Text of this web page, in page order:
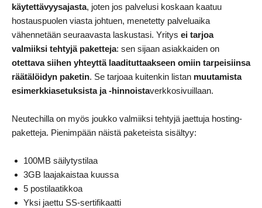
käytettävyysajasta, joten jos palvelusi koskaan kaatuu
hostauspuolen viasta johtuen, menetetty palveluaika
vähennetään seuraavasta laskustasi. Yritys ei tarjoa
valmiiksi tehtyjä paketteja: sen sijaan asiakkaiden on
otettava siihen yhteyttä laadituttaakseen omiin tarpeisiinsa
räätälöidyn paketin. Se tarjoaa kuitenkin listan muutamista
esimerkkiasetuksista ja -hinnoistaverkkosivuillaan.
Neutechilla on myös joukko valmiiksi tehtyjä jaettuja hosting-
paketteja. Pienimpään näistä paketeista sisältyy:
100MB säilytystilaa
3GB laajakaistaa kuussa
5 postilaatikkoa
Yksi jaettu SS-sertifikaatti